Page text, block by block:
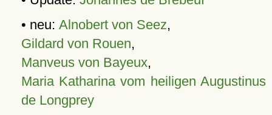
• neu: Alnobert von Seez,
Gildard von Rouen,
Manveus von Bayeux,
Maria Katharina vom heiligen Augustinus
de Longprey